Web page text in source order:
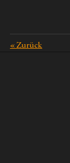
«Zurück